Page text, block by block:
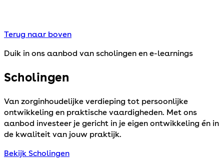
Terug naar boven
Duik in ons aanbod van scholingen en e-learnings
Scholingen
Van zorginhoudelijke verdieping tot persoonlijke
ontwikkeling en praktische vaardigheden. Met ons
aanbod investeer je gericht in je eigen ontwikkeling én in
de kwaliteit van jouw praktijk.
Bekijk Scholingen